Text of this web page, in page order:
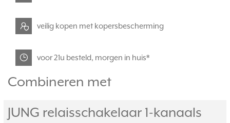
veilig kopen met kopersbescherming
voor 21u besteld, morgen in huis*
Combineren met
JUNG relaisschakelaar 1-kanaals